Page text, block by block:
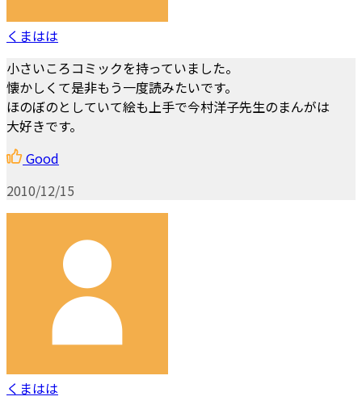
くまはは
小さいころコミックを持っていました。
懐かしくて是非もう一度読みたいです。
ほのぼのとしていて絵も上手で今村洋子先生のまんがは
大好きです。
Good
2010/12/15
くまはは